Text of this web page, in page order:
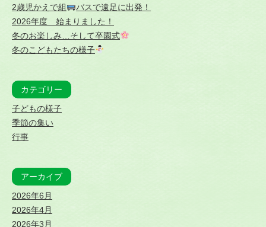
2歳児かえで組
バスで遠足に出発！
2026年度 始まりました！
冬のお楽しみ…そして卒園式
冬のこどもたちの様子
カテゴリー
子どもの様子
季節の集い
行事
アーカイブ
2026年6月
2026年4月
2026年3月